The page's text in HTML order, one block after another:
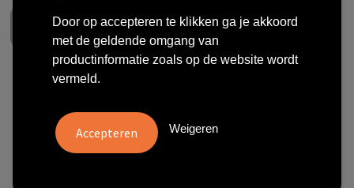
OxyGreenz® - Clusia rosea in
papercup
vanafexcl. btw -
Door op accepteren te klikken ga je akkoord
met de geldende omgang van
productinformatie zoals op de website wordt
vermeld.
Weigeren